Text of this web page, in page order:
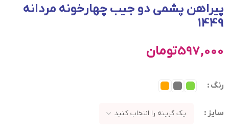
پیراهن پشمی دو جیب چهارخونه مردانه
1449
597,000تومان
رنگ
سایز